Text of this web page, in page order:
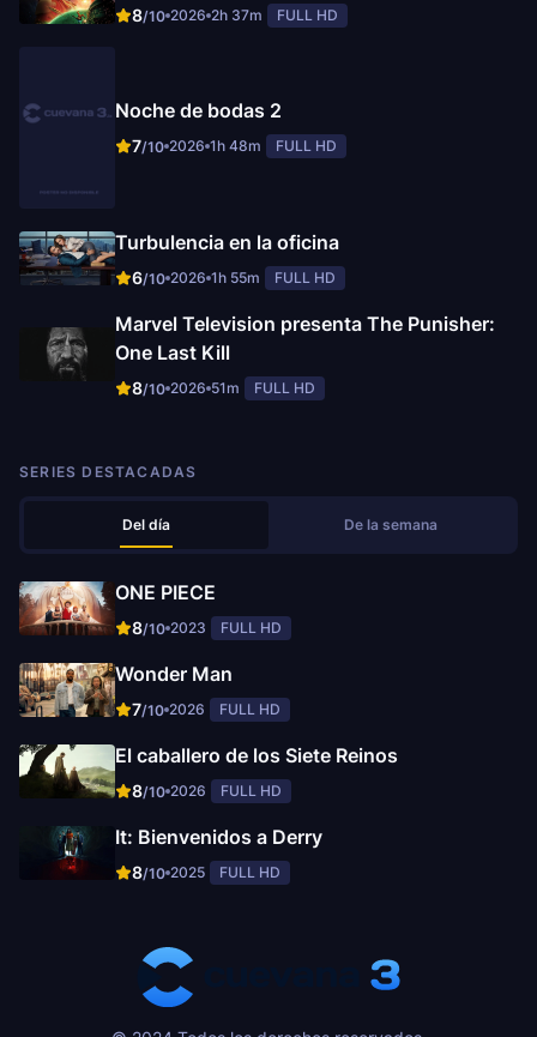
8/10 2026 2h 37m FULL HD
Noche de bodas 2
7/10 2026 1h 48m FULL HD
Turbulencia en la oficina
6/10 2026 1h 55m FULL HD
Marvel Television presenta The Punisher:
One Last Kill
8/10 2026 51m FULL HD
SERIES DESTACADAS
Del día De la semana
ONE PIECE
8/10 2023 FULL HD
Wonder Man
7/10 2026 FULL HD
El caballero de los Siete Reinos
8/10 2026 FULL HD
It: Bienvenidos a Derry
8/10 2025 FULL HD